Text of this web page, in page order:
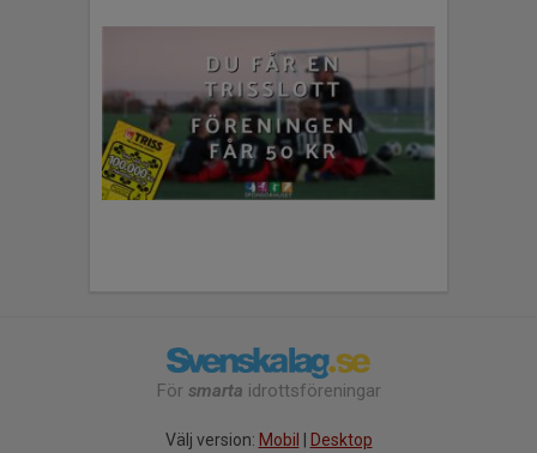
För smarta idrottsföreningar
Välj version: Mobil Desktop